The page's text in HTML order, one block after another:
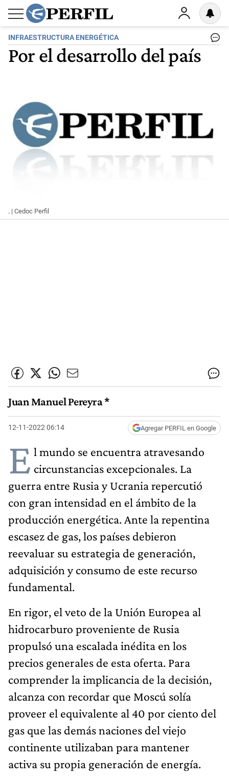
INFRAESTRUCTURA ENERGÉTICA
Por el desarrollo del país
. | Cedoc Perfil
Juan Manuel Pereyra *
12-11-2022 06:14 Agregar PERFIL en Google
E l mundo se encuentra atravesando
circunstancias excepcionales. La
guerra entre Rusia y Ucrania repercutió
con gran intensidad en el ámbito de la
producción energética. Ante la repentina
escasez de gas, los países debieron
reevaluar su estrategia de generación,
adquisición y consumo de este recurso
fundamental.
En rigor, el veto de la Unión Europea al
hidrocarburo proveniente de Rusia
propulsó una escalada inédita en los
precios generales de esta oferta. Para
comprender la implicancia de la decisión,
alcanza con recordar que Moscú solía
proveer el equivalente al 40 por ciento del
gas que las demás naciones del viejo
continente utilizaban para mantener
activa su propia generación de energía.